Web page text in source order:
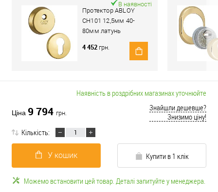
Протектор ABLOY
CH101 12,5мм 40-
80мм латунь
В наявності
4 452 грн.
Наявність в роздрібних магазинах уточнюйте
Ціна 9 794 грн.
Знайшли дешевше?
Знизимо ціну!
Кількість:
У кошик Купити в 1 клік
Можемо встановити цей товар. Деталі запитуйте у менеджера.